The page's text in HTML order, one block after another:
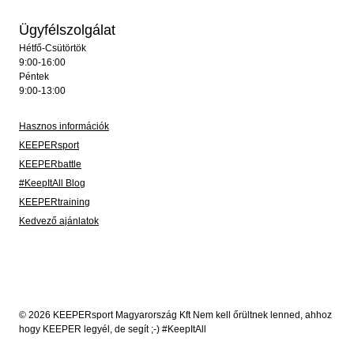
Ügyfélszolgálat
Hétfő-Csütörtök
9:00-16:00
Péntek
9:00-13:00
Hasznos információk
KEEPERsport
KEEPERbattle
#KeepItAll Blog
KEEPERtraining
Kedvező ajánlatok
© 2026 KEEPERsport Magyarország Kft Nem kell őrültnek lenned, ahhoz
hogy KEEPER legyél, de segít ;-) #KeepItAll